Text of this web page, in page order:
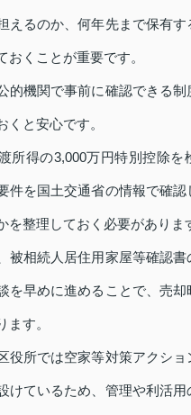
えるのか、何年先まで保有す
おくことが重要です。
的機関で事前に確認できる
くと安心です。
所得の3,000万円特別控除を
件を国土交通省の情報で確
を整理しておく必要がありま
被相続人居住用家屋等確認
を早めに進めることで、売却
ます。
役所では空家等対策アクショ
けているため、管理や利活